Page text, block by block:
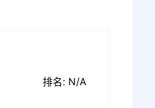
排名: N/A